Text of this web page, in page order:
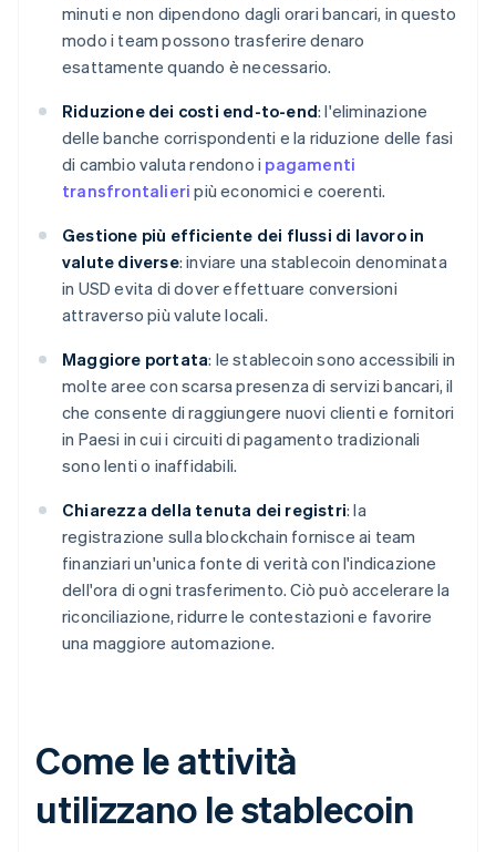
minuti e non dipendono dagli orari bancari, in questo
modo i team possono trasferire denaro
esattamente quando è necessario.
Riduzione dei costi end-to-end: l'eliminazione
delle banche corrispondenti e la riduzione delle fasi
di cambio valuta rendono i pagamenti
transfrontalieri più economici e coerenti.
Gestione più efficiente dei flussi di lavoro in
valute diverse: inviare una stablecoin denominata
in USD evita di dover effettuare conversioni
attraverso più valute locali.
Maggiore portata: le stablecoin sono accessibili in
molte aree con scarsa presenza di servizi bancari, il
che consente di raggiungere nuovi clienti e fornitori
in Paesi in cui i circuiti di pagamento tradizionali
sono lenti o inaffidabili.
Chiarezza della tenuta dei registri: la
registrazione sulla blockchain fornisce ai team
finanziari un'unica fonte di verità con l'indicazione
dell'ora di ogni trasferimento. Ciò può accelerare la
riconciliazione, ridurre le contestazioni e favorire
una maggiore automazione.
Come le attività
utilizzano le stablecoin